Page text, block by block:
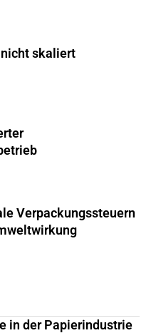
skaliert
Verpackungssteuern
in der Papierindustrie